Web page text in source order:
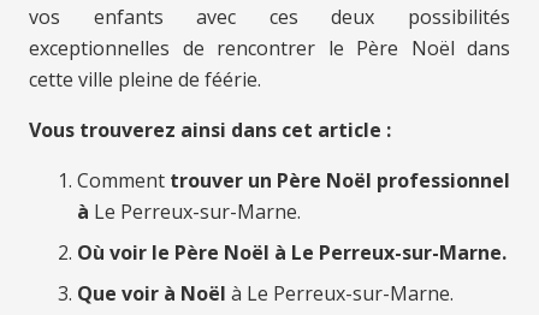
vos enfants avec ces deux possibilités
exceptionnelles de rencontrer le Père Noël dans
cette ville pleine de féérie.
Vous trouverez ainsi dans cet article :
Comment trouver un Père Noël professionnel
à Le Perreux-sur-Marne.
Où voir le Père Noël à Le Perreux-sur-Marne.
Que voir à Noël à Le Perreux-sur-Marne.